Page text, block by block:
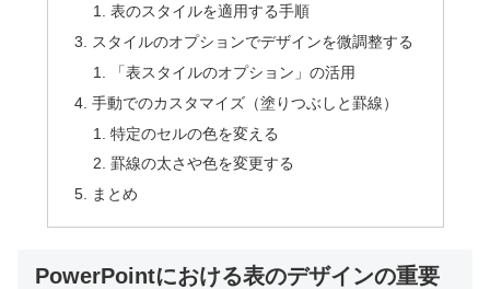
表のスタイルを適用する手順
スタイルのオプションでデザインを微調整する
「表スタイルのオプション」の活用
手動でのカスタマイズ（塗りつぶしと罫線）
特定のセルの色を変える
罫線の太さや色を変更する
まとめ
PowerPointにおける表のデザインの重要